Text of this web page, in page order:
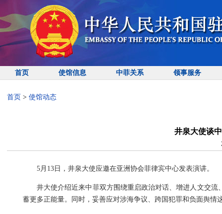
首页 使馆信息 中菲关系 领事服务
首页 > 使馆动态
井泉大使谈
5月13日，井泉大使应邀在亚洲协会菲律宾中心发表演讲。
井大使介绍近来中菲双方围绕重启政治对话、增进人文交
蓄更多正能量。同时，妥善应对涉海争议、跨国犯罪和负面舆情